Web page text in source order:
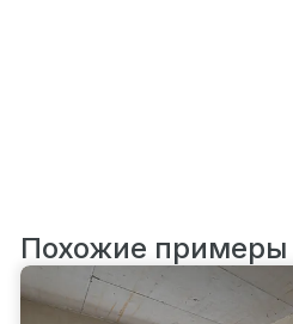
Похожие примеры